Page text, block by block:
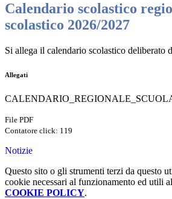
Calendario scolastico
scolastico 2026/2027
Si allega il calendario scolastico deliberato
Allegati
File PDF
Contatore click: 119
Notizie
Questo sito o gli strumenti terzi da questo
cookie necessari al funzionamento ed utili
COOKIE POLICY.